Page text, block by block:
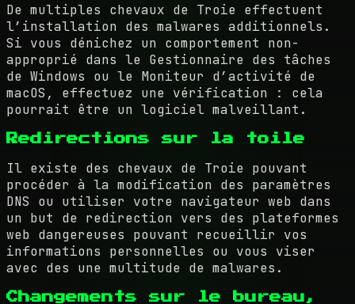
De multiples chevaux de Troie effectuent
l’installation des malwares additionnels.
Si vous dénichez un comportement non-
approprié dans le Gestionnaire des tâches
de Windows ou le Moniteur d’activité de
macOS, effectuez une vérification : cela
pourrait être un logiciel malveillant.
Redirections sur la toile
Il existe des chevaux de Troie pouvant
procéder à la modification des paramètres
DNS ou utiliser votre navigateur web dans
un but de redirection vers des plateformes
web dangereuses pouvant recueillir vos
informations personnelles ou vous viser
avec des une multitude de malwares.
Changements sur le bureau,